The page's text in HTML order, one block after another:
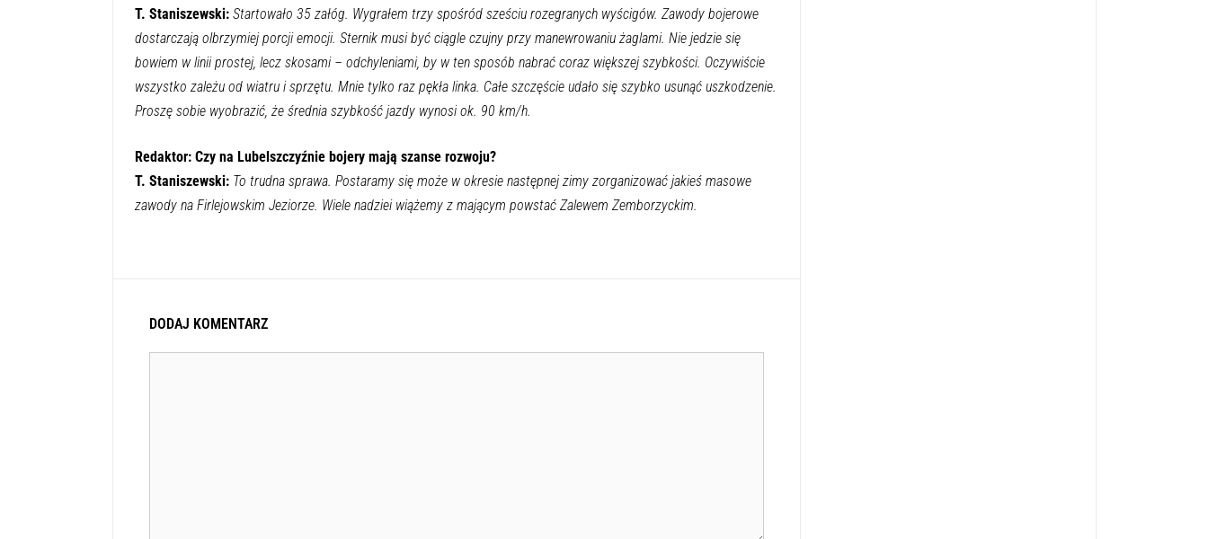
T. Staniszewski: Startowało 35 załóg. Wygrałem trzy spośród sześciu rozegranych wyścigów. Zawody bojerowe
dostarczają olbrzymiej porcji emocji. Sternik musi być ciągle czujny przy manewrowaniu żaglami. Nie jedzie się
bowiem w linii prostej, lecz skosami – odchyleniami, by w ten sposób nabrać coraz większej szybkości. Oczywiście
wszystko zależu od wiatru i sprzętu. Mnie tylko raz pękła linka. Całe szczęście udało się szybko usunąć uszkodzenie.
Proszę sobie wyobrazić, że średnia szybkość jazdy wynosi ok. 90 km/h.
Redaktor: Czy na Lubelszczyźnie bojery mają szanse rozwoju?
T. Staniszewski: To trudna sprawa. Postaramy się może w okresie następnej zimy zorganizować jakieś masowe
zawody na Firlejowskim Jeziorze. Wiele nadziei wiążemy z mającym powstać Zalewem Zemborzyckim.
DODAJ KOMENTARZ